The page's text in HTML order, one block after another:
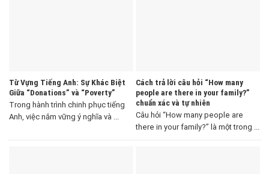
Từ Vựng Tiếng Anh: Sự Khác Biệt
Giữa “Donations” và “Poverty”
Trong hành trình chinh phục tiếng
Anh, việc nắm vững ý nghĩa và ...
Cách trả lời câu hỏi “How many
people are there in your family?”
chuẩn xác và tự nhiên
Câu hỏi “How many people are
there in your family?” là một trong ...